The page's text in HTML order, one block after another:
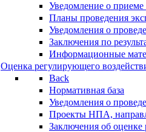
Уведомление о
Планы проведения
Уведомления о
Заключения по
Информационные
Оценка регулирующего
Back
Нормативная база
Уведомления о
Проекты НПА,
Заключения об